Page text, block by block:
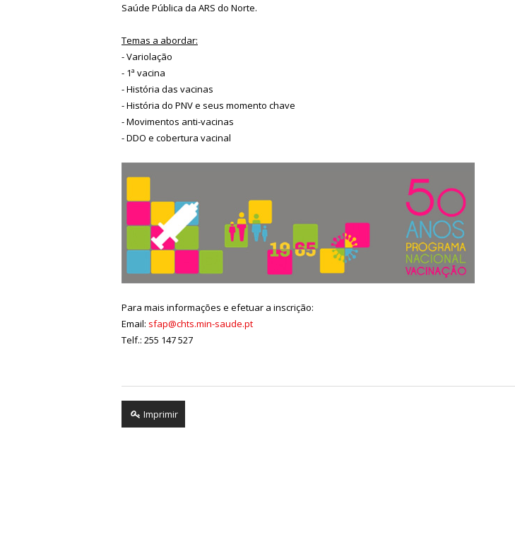
Saúde Pública da ARS do Norte.
Temas a abordar:
- Variolação
- 1ª vacina
- História das vacinas
- História do PNV e seus momento chave
- Movimentos anti-vacinas
- DDO e cobertura vacinal
Para mais informações e efetuar a inscrição:
Email: sfap@chts.min-saude.pt
Telf.: 255 147 527
Imprimir